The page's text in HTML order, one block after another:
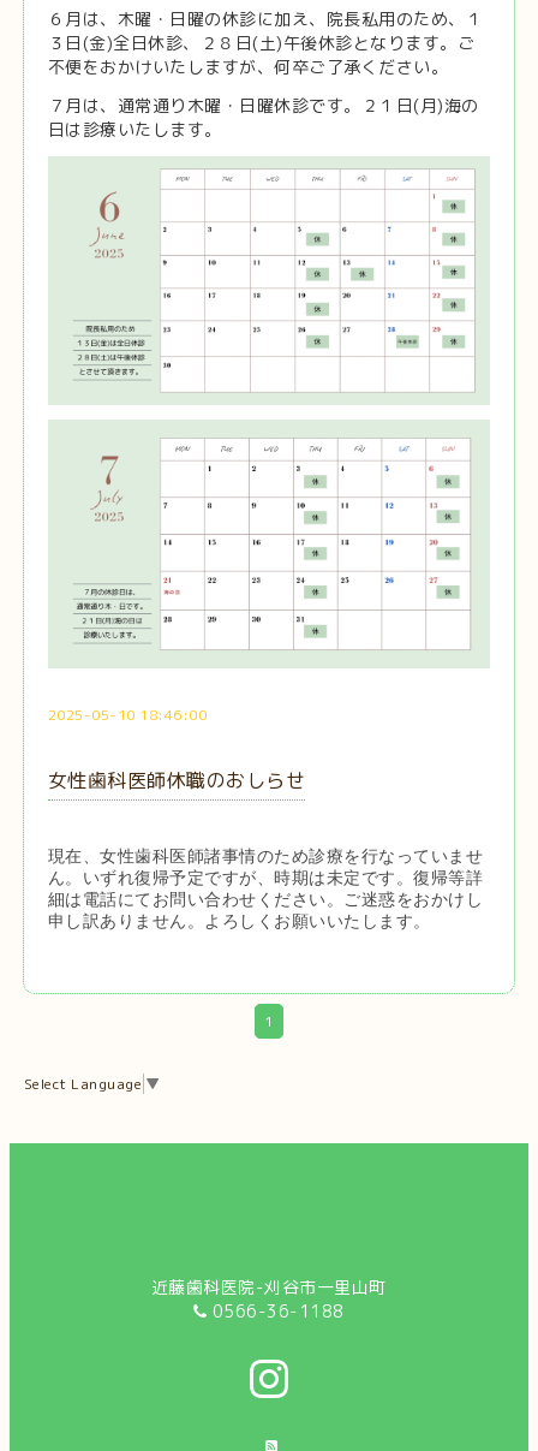
６月は、木曜・日曜の休診に加え、 院長私用のため、
１
３日(金)全日休診、
２８日(土)午後休診となります。
ご
不便をおかけいたしますが、何卒ご了承ください。
７月は、通常通り木曜・日曜休診です。
２１日(月)海の
日は診療いたします。
2025-05-10 18:46:00
女性歯科医師休職のおしらせ
現在、女性歯科医師諸事情のため診療を行なっていませ
ん。いずれ復帰予定ですが、時期は未定です。復帰等詳
細は電話にてお問い合わせください。ご迷惑をおかけし
申し訳ありません。よろしくお願いいたします。
1
Select Language ▼
近藤歯科医院-刈谷市一里山町
0566-36-1188